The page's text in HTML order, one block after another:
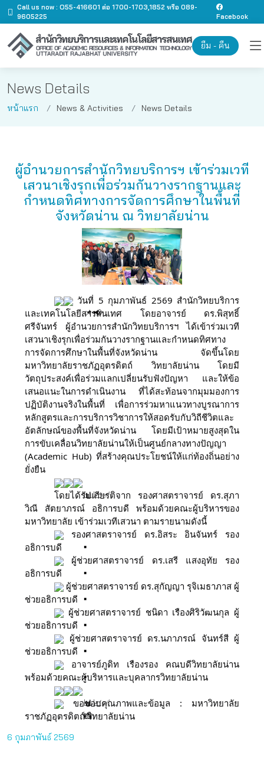
Call us now : O55-416601 ต่อ 1700-1703,1852 หรือ 089-
9605225
Facebook
ยืม - คืน
News Details
หน้าแรก News & Activities News Details
ผู้อำนวยการสำนักวิทยบริการฯ เข้าร่วมเวที
เสวนาเชิงรุกเพื่อร่วมกันวางรากฐานและ
กำหนดทิศทางการจัดการศึกษาในพื้นที่
จังหวัดน่าน ณ วิทยาลัยน่าน
วันที่ 5 กุมภาพันธ์ 2569 สำนักวิทยบริการ
และเทคโนโลยีสารสนเทศ โดยอาจารย์ ดร.พิสุทธิ์
ศรีจันทร์ ผู้อำนวยการสำนักวิทยบริการฯ ได้เข้าร่วมเวที
เสวนาเชิงรุกเพื่อร่วมกันวางรากฐานและกำหนดทิศทาง
การจัดการศึกษาในพื้นที่จังหวัดน่าน จัดขึ้นโดย
มหาวิทยาลัยราชภัฏอุตรดิตถ์ วิทยาลัยน่าน โดยมี
วัตถุประสงค์เพื่อร่วมแลกเปลี่ยนรับฟังปัญหา และให้ข้อ
เสนอแนะในการดำเนินงาน ที่ได้สะท้อนจากมุมมองการ
ปฏิบัติงานจริงในพื้นที่ เพื่อการร่วมหาแนวทางบูรณาการ
หลักสูตรและการบริการวิชาการให้สอดรับกับวิถีชีวิตและ
อัตลักษณ์ของพื้นที่จังหวัดน่าน โดยมีเป้าหมายสูงสุดใน
การขับเคลื่อนวิทยาลัยน่านให้เป็นศูนย์กลางทางปัญญา
(Academic Hub) ที่สร้างคุณประโยชน์ให้แก่ท้องถิ่นอย่าง
ยั่งยืน
โดยได้รับเกียรติจาก รองศาสตราจารย์ ดร.สุภา
วิณี สัตยาภรณ์ อธิการบดี พร้อมด้วยคณะผู้บริหารของ
มหาวิทยาลัย เข้าร่วมเวทีเสวนา ตามรายนามดังนี้
รองศาสตราจารย์ ดร.อิสระ อินจันทร์ รอง
อธิการบดี
ผู้ช่วยศาสตราจารย์ ดร.เสรี แสงอุทัย รอง
อธิการบดี
ผู้ช่วยศาสตราจารย์ ดร.สุกัญญา รุจิเมธาภาส ผู้
ช่วยอธิการบดี
ผู้ช่วยศาสตราจารย์ ชนิดา เรืองศิริวัฒนกุล ผู้
ช่วยอธิการบดี
ผู้ช่วยศาสตราจารย์ ดร.นภาภรณ์ จันทร์สี ผู้
ช่วยอธิการบดี
อาจารย์ภูดิท เรืองรอง คณบดีวิทยาลัยน่าน
พร้อมด้วยคณะผู้บริหารและบุคลากรวิทยาลัยน่าน
ขอขอบคุณภาพและข้อมูล : มหาวิทยาลัย
ราชภัฏอุตรดิตถ์ วิทยาลัยน่าน
6 กุมภาพันธ์ 2569